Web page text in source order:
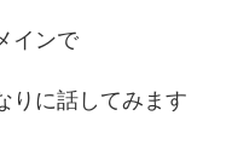
インで
りに話してみます